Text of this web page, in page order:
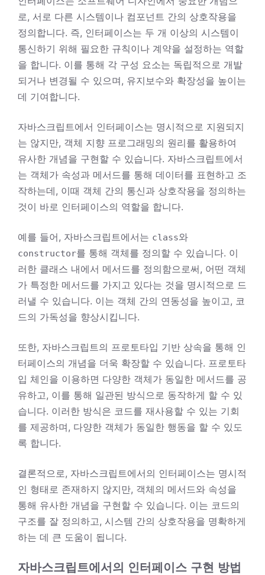
로, 서로 다른 시스템이나 컴포넌트 간의 상호작용을
정의합니다. 즉, 인터페이스는 두 개 이상의 시스템이
통신하기 위해 필요한 규칙이나 계약을 설정하는 역할
을 합니다. 이를 통해 각 구성 요소는 독립적으로 개발
되거나 변경될 수 있으며, 유지보수와 확장성을 높이는
데 기여합니다.
자바스크립트에서 인터페이스는 명시적으로 지원되지
는 않지만, 객체 지향 프로그래밍의 원리를 활용하여
유사한 개념을 구현할 수 있습니다. 자바스크립트에서
는 객체가 속성과 메서드를 통해 데이터를 표현하고 조
작하는데, 이때 객체 간의 통신과 상호작용을 정의하는
것이 바로 인터페이스의 역할을 합니다.
예를 들어, 자바스크립트에서는 class와
constructor를 통해 객체를 정의할 수 있습니다. 이
러한 클래스 내에서 메서드를 정의함으로써, 어떤 객체
가 특정한 메서드를 가지고 있다는 것을 명시적으로 드
러낼 수 있습니다. 이는 객체 간의 연동성을 높이고, 코
드의 가독성을 향상시킵니다.
또한, 자바스크립트의 프로토타입 기반 상속을 통해 인
터페이스의 개념을 더욱 확장할 수 있습니다. 프로토타
입 체인을 이용하면 다양한 객체가 동일한 메서드를 공
유하고, 이를 통해 일관된 방식으로 동작하게 할 수 있
습니다. 이러한 방식은 코드를 재사용할 수 있는 기회
를 제공하며, 다양한 객체가 동일한 행동을 할 수 있도
록 합니다.
결론적으로, 자바스크립트에서의 인터페이스는 명시적
인 형태로 존재하지 않지만, 객체의 메서드와 속성을
통해 유사한 개념을 구현할 수 있습니다. 이는 코드의
구조를 잘 정의하고, 시스템 간의 상호작용을 명확하게
하는 데 큰 도움이 됩니다.
자바스크립트에서의 인터페이스 구현 방법